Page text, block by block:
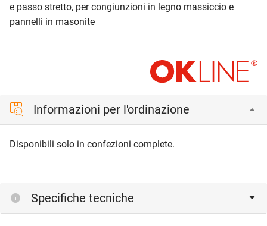
e passo stretto, per congiunzioni in legno massiccio e
pannelli in masonite
Informazioni per l'ordinazione
Disponibili solo in confezioni complete.
Specifiche tecniche